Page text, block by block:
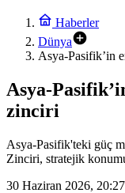
Haberler
Dünya
Asya-Pasifik’in
Asya-
zinciri
Asya-Pasifik'teki güç
Zinciri, stratejik
30 Haziran 2026, 20:27